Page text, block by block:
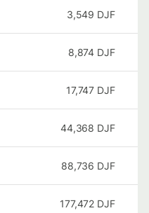
3,549 DJF
8,874 DJF
17,747 DJF
44,368 DJF
88,736 DJF
177,472 DJF